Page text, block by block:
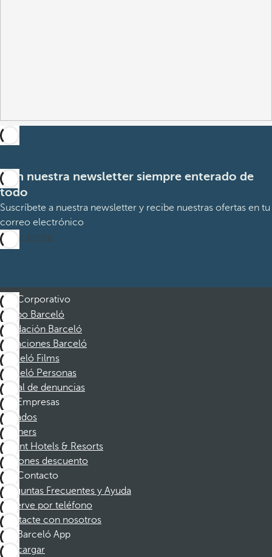
Con nuestra newsletter siempre enterado de
todo
Suscríbete a nuestra newsletter y recibe nuestras ofertas en tu
correo electrónico
Suscribirme
Corporativo
Grupo Barceló
Fundación Barceló
Vacaciones Barceló
Barceló Films
Barceló Personas
Canal de denuncias
Empresas
Afiliados
Partners
Dorint Hotels & Resorts
Cupones descuento
Contacto
Preguntas Frecuentes y Ayuda
Reserve por teléfono
Contacte con nosotros
Barceló App
Descargar